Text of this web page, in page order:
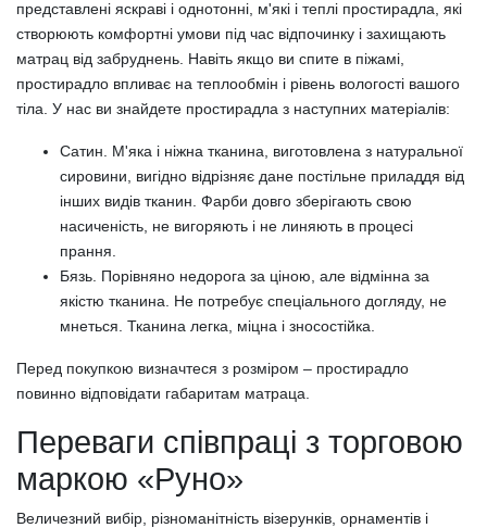
представлені яскраві і однотонні, м'які і теплі простирадла, які
створюють комфортні умови під час відпочинку і захищають
матрац від забруднень. Навіть якщо ви спите в піжамі,
простирадло впливає на теплообмін і рівень вологості вашого
тіла. У нас ви знайдете простирадла з наступних матеріалів:
Сатин. М'яка і ніжна тканина, виготовлена з натуральної
сировини, вигідно відрізняє дане постільне приладдя від
інших видів тканин. Фарби довго зберігають свою
насиченість, не вигоряють і не линяють в процесі
прання.
Бязь. Порівняно недорога за ціною, але відмінна за
якістю тканина. Не потребує спеціального догляду, не
мнеться. Тканина легка, міцна і зносостійка.
Перед покупкою визначтеся з розміром – простирадло
повинно відповідати габаритам матраца.
Переваги співпраці з торговою
маркою «Руно»
Величезний вибір, різноманітність візерунків, орнаментів і